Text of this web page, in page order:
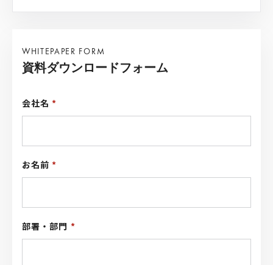
WHITEPAPER FORM
資料ダウンロードフォーム
会社名*
お名前*
部署・部門 *